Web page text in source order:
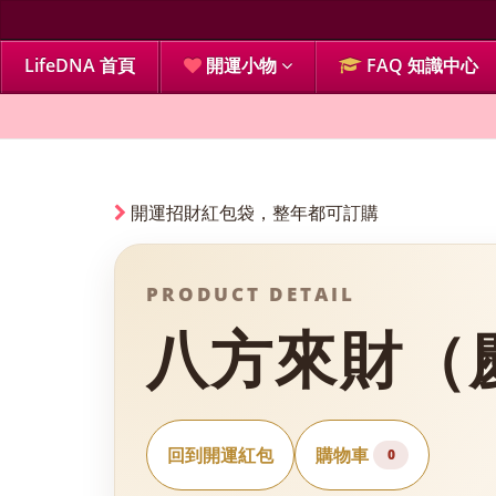
LifeDNA 首頁 開運小物 FAQ 知識中心
開運招財紅包袋，整年都可訂購
PRODUCT DETAIL
八方來財（
回到開運紅包 購物車 0